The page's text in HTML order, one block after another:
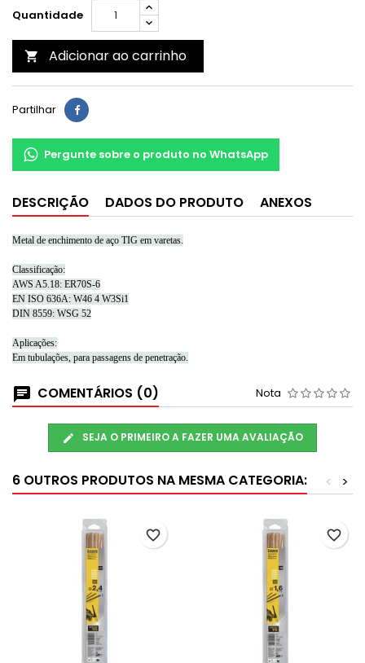
Quantidade
 Adicionar ao carrinho
Partilhar
Pergunte sobre o produto no WhatsApp
DESCRIÇÃO DADOS DO PRODUTO ANEXOS
Metal de enchimento de aço TIG em varetas.
Classificação:
AWS A5.18: ER70S-6
EN ISO 636A: W46 4 W3Si1
DIN 8559: WSG 52
Aplicações:
Em tubulações, para passagens de penetração.
COMENTÁRIOS (0) Nota
SEJA O PRIMEIRO A FAZER UMA AVALIAÇÃO
6 OUTROS PRODUTOS NA MESMA CATEGORIA: >
<
favorite_border favorite_border